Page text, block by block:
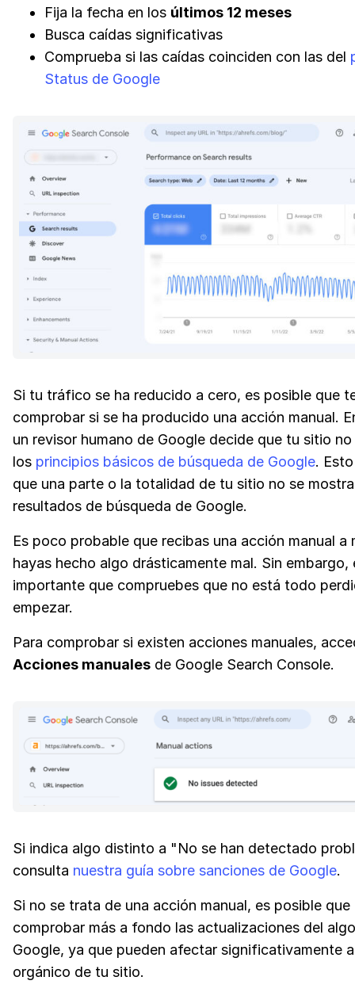
Fija la fecha en los últimos 12 meses
Busca caídas significativas
Comprueba si las caídas coinciden con las del
Status de Google
Si tu tráfico se ha reducido a cero, es posible que
comprobar si se ha producido una acción manual.
un revisor humano de Google decide que tu sitio
los principios básicos de búsqueda de Google.
que una parte o la totalidad de tu sitio no se
resultados de búsqueda de Google.
Es poco probable que recibas una acción manual a
hayas hecho algo drásticamente mal. Sin embargo,
importante que compruebes que no está todo
empezar.
Para comprobar si existen acciones manuales,
Acciones manuales de Google Search Console.
Si indica algo distinto a "No se han detectado
consulta nuestra guía sobre sanciones de Google.
Si no se trata de una acción manual, es posible
comprobar más a fondo las actualizaciones del
Google, ya que pueden afectar significativamente
orgánico de tu sitio.